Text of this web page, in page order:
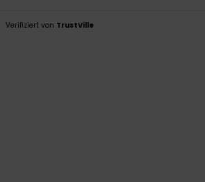
Verifiziert von TrustVille